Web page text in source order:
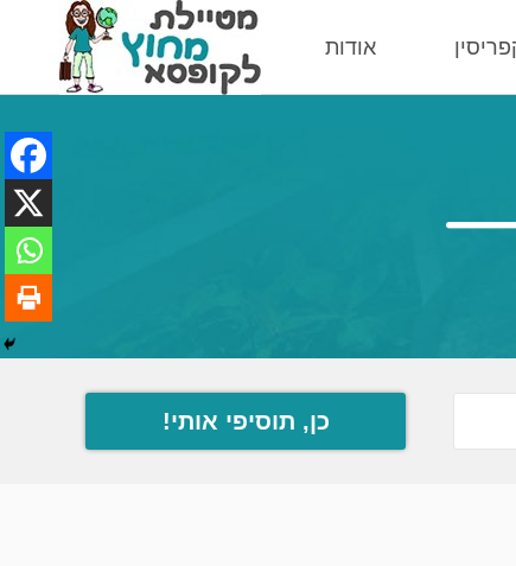
אודות
כן, תוסיפי אותי!